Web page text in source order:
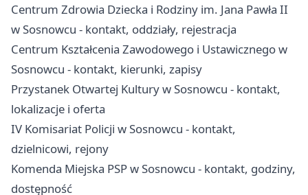
Centrum Zdrowia Dziecka i Rodziny im. Jana Pawła II
w Sosnowcu - kontakt, oddziały, rejestracja
Centrum Kształcenia Zawodowego i Ustawicznego w
Sosnowcu - kontakt, kierunki, zapisy
Przystanek Otwartej Kultury w Sosnowcu - kontakt,
lokalizacje i oferta
IV Komisariat Policji w Sosnowcu - kontakt,
dzielnicowi, rejony
Komenda Miejska PSP w Sosnowcu - kontakt, godziny,
dostępność